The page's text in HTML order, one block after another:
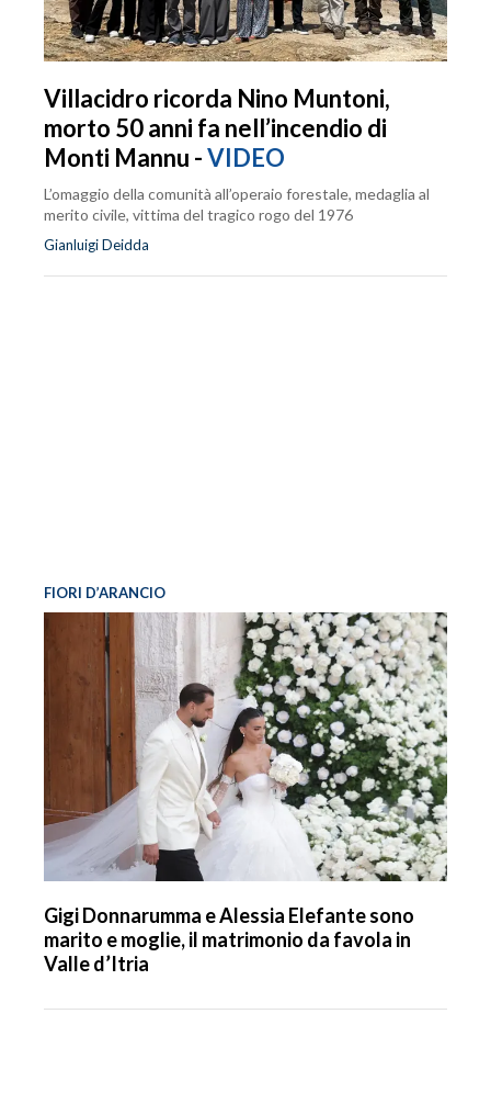
Villacidro ricorda Nino Muntoni,
morto 50 anni fa nell’incendio di
Monti Mannu -VIDEO
L’omaggio della comunità all’operaio forestale, medaglia al
merito civile, vittima del tragico rogo del 1976
Gianluigi Deidda
FIORI D’ARANCIO
Gigi Donnarumma e Alessia Elefante sono
marito e moglie, il matrimonio da favola in
Valle d’Itria